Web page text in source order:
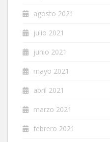
agosto 2021
julio 2021
junio 2021
mayo 2021
abril 2021
marzo 2021
febrero 2021